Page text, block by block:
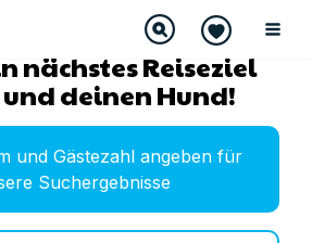
nächstes Reiseziel
deinen Hund!
und Gästezahl angeben für
Suchergebnisse